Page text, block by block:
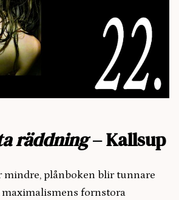
räddning– Kallsup
mindre, plånboken blir tunnare
fornstora